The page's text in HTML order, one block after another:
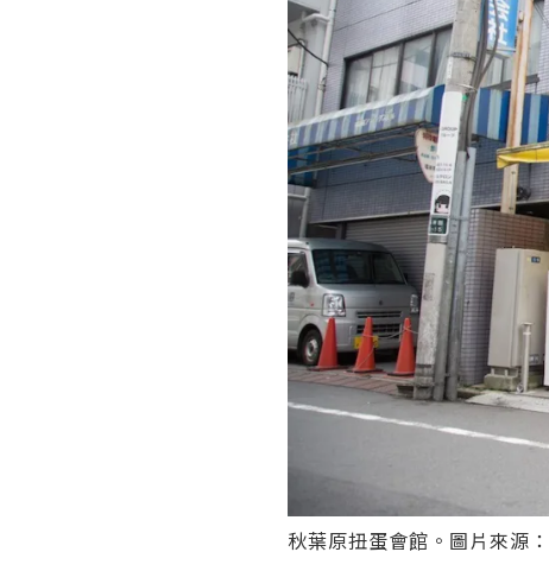
秋葉原扭蛋會館。圖片來源：